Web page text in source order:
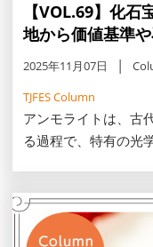
【VOL.69】化
地から価値基準
2025年11月07日
TJFES Column
アンモライトは、古
る過程で、特有の光